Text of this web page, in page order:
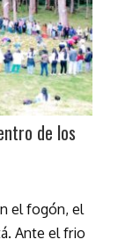
de los
el fogón, el
Ante el frio